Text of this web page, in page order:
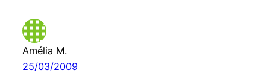
Amélia M.
25/03/2009